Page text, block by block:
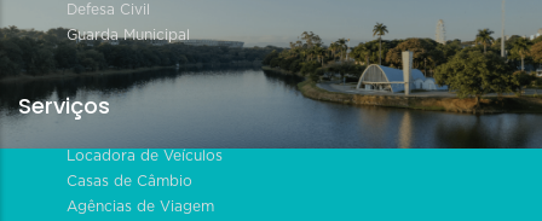
Defesa Civil
Guarda Municipal
Serviços
Locadora de Veículos
Casas de Câmbio
Agências de Viagem